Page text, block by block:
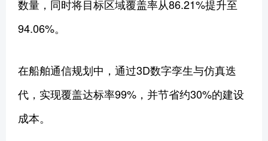
数量，同时将目标区域覆盖率从86.21%提升至
94.06%。
在船舶通信规划中，通过3D数字孪生与仿真迭
代，实现覆盖达标率99%，并节省约30%的建设
成本。